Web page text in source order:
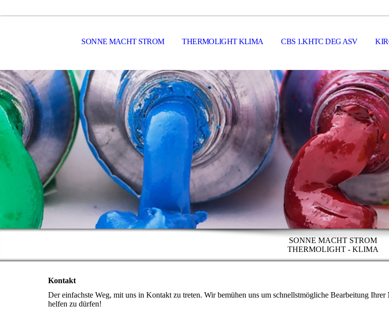
SONNE MACHT STROM THERMOLIGHT KLIMA CBS 1.KHTC DEG ASV
SONNE MACHT STROM
THERMOLIGHT - KLIMA
Kontakt
Der einfachste Weg, mit uns in Kontakt zu treten. Wir bemühen uns um schnellstmögliche Bearbeitung
helfen zu dürfen!